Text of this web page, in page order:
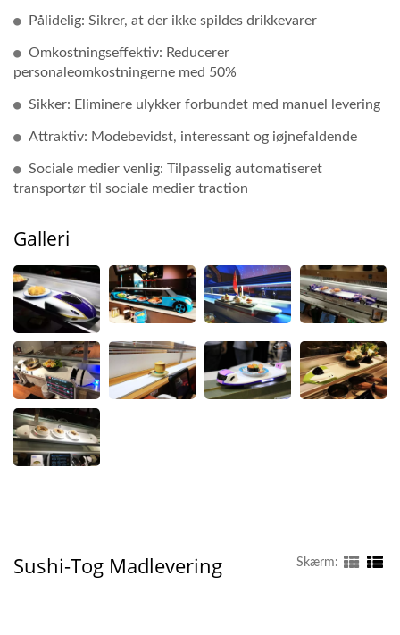
Pålidelig: Sikrer, at der ikke spildes drikkevarer
Omkostningseffektiv: Reducerer
personaleomkostningerne med 50%
Sikker: Eliminere ulykker forbundet med manuel levering
Attraktiv: Modebevidst, interessant og iøjnefaldende
Sociale medier venlig: Tilpasselig automatiseret
transportør til sociale medier traction
Galleri
Sushi-Tog Madlevering Skærm: